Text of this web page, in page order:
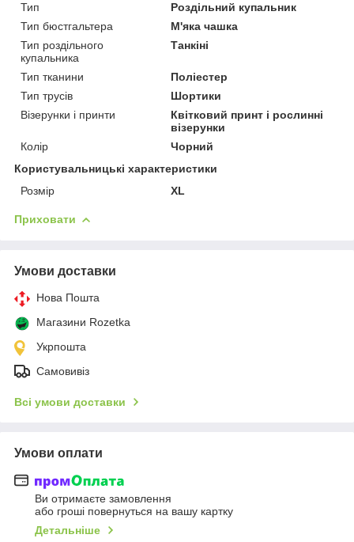
Тип
Роздільний купальник
Тип бюстгальтера
М'яка чашка
Тип роздільного
купальника
Танкіні
Тип тканини
Поліестер
Тип трусів
Шортики
Візерунки і принти
Квітковий принт і рослинні
візерунки
Колір
Чорний
Користувальницькі характеристики
Розмір
XL
Приховати
Умови доставки
Нова Пошта
Магазини Rozetka
Укрпошта
Самовивіз
Всі умови доставки
Умови оплати
Ви отримаєте замовлення
або гроші повернуться на вашу картку
Детальніше